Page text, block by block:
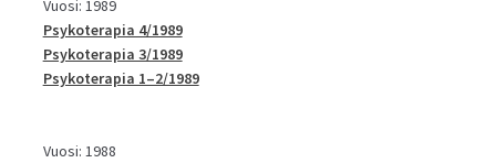
Vuosi: 1989
Psykoterapia 4/1989
Psykoterapia 3/1989
Psykoterapia 1–2/1989
Vuosi: 1988